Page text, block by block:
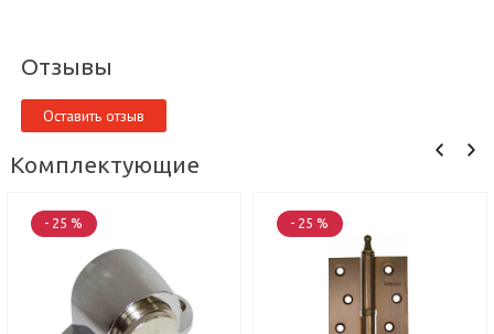
Отзывы
Оставить отзыв
Комплектующие
- 25 % - 25 %